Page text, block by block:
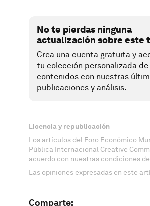
No te pierdas ninguna
actualización sobre este
Crea una cuenta gratuita y
tu colección personalizada de
contenidos con nuestras
publicaciones y análisis.
Licencia y republicación
Los artículos del Foro Económico
Pública Internacional Creative
acuerdo con nuestras condiciones
Las opiniones expresadas en este
Comparte: